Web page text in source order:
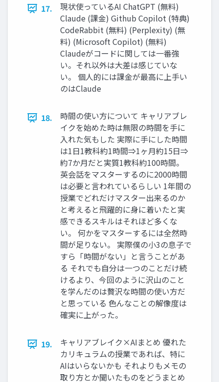
17.
現状使っているAI ChatGPT (無料)
Claude (課金) Github Copilot (特典)
CodeRabbit (無料) (Perplexity) (無
料) (Microsoft Copilot) (無料)
Claudeがコードに関しては一番強
い。それ以外は大差は感じていな
い。 個人的には課金が最高に上手い
のはClaude
18.
時間の使い方について キャリアブレ
イクを始めた時は無限の時間を手に
入れた気もした 実際に手にした時間
は1日1教科約1時間⇒1ヶ月約15日⇒
約7か月だと実質1教科約100時間。
英会話をマスターするのに2000時間
は必要と言われているらしい 1年間の
授業でどれだけマスター出来るのか
と考えると飛躍的に身に着いたと実
感できるスキルはそれほど多くな
い。 何かをマスターするには全然時
間が足りない。 実際僕の小3の息子で
すら「時間がない」と言うことがあ
る それでも自分は一つのことだけ続
けるより、今回のように沢山のこと
を学んだのは贅沢な時間の使い方だ
と思っている 色んなことの解像度は
確実に上がった。
19.
キャリアブレイク×AIまとめ 優れた
カリキュラムの授業であれば、特に
AIはいらないかも それよりもメモの
取り方とか聞いたものをどうまとめ